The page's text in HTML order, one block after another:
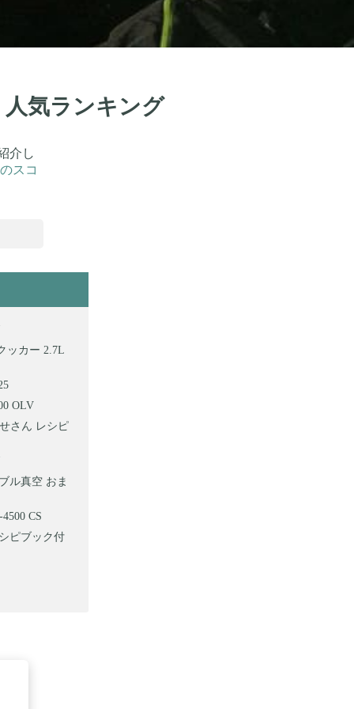
人気ランキング
介し
スコ
ッカー 2.7L
OLV
さん レシピ
ル真空 おま
CS
ピブック付